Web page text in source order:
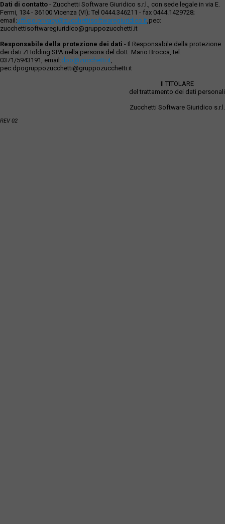
Dati di contatto - Zucchetti Software Giuridico s.r.l., con sede legale in via E.
Fermi, 134 - 36100 Vicenza (VI); Tel 0444.346211 - fax 0444.1429728;
email:ufficio.privacy@zucchettisoftwaregiuridico.it,pec:
zucchettisoftwaregiuridico@gruppozucchetti.it
Responsabile della protezione dei dati - Il Responsabile della protezione
dei dati ZHolding SPA nella persona del dott. Mario Brocca, tel.
0371/5943191, email:dpo@zucchetti.it,
pec:dpogruppozucchetti@gruppozucchetti.it
Il TITOLARE
del trattamento dei dati personali
Zucchetti Software Giuridico s.r.l.
REV 02